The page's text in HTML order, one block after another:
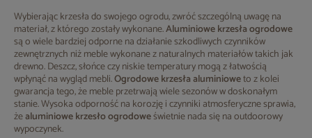
Wybierając krzesła do swojego ogrodu, zwróć szczególną uwagę na
materiał, z którego zostały wykonane.Aluminiowe krzesła ogrodowe
są o wiele bardziej odporne na działanie szkodliwych czynników
zewnętrznych niż meble wykonane z naturalnych materiałów takich jak
drewno. Deszcz, słońce czy niskie temperatury mogą z łatwością
wpłynąć na wygląd mebli.Ogrodowe krzesła aluminioweto z kolei
gwarancja tego, że meble przetrwają wiele sezonów w doskonałym
stanie. Wysoka odporność na korozję i czynniki atmosferyczne sprawia,
żealuminiowe krzesło ogrodoweświetnie nada się na outdoorowy
wypoczynek.